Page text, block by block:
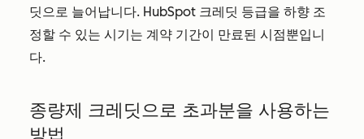
딧으로 늘어납니다. HubSpot 크레딧 등급을 하향 조
정할 수 있는 시기는 계약 기간이 만료된 시점뿐입니
다.
종량제 크레딧으로 초과분을 사용하는
방법